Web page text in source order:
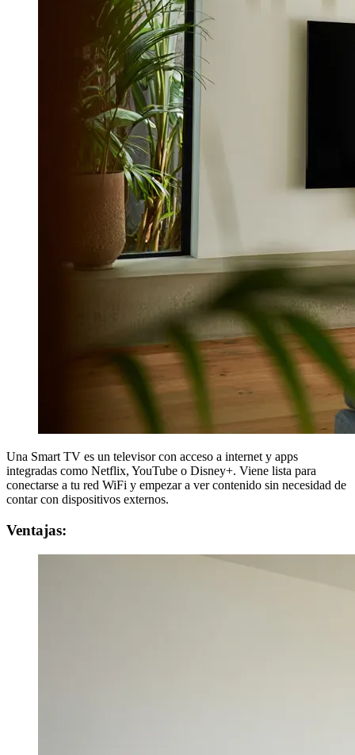
Una Smart TV es un televisor con acceso a internet y apps
integradas como Netflix, YouTube o Disney+. Viene lista para
conectarse a tu red WiFi y empezar a ver contenido sin necesidad de
contar con dispositivos externos.
Ventajas: